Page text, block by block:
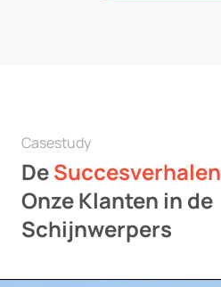
Casestudy
DeSuccesverhalen
Onze Klanten in de
Schijnwerpers